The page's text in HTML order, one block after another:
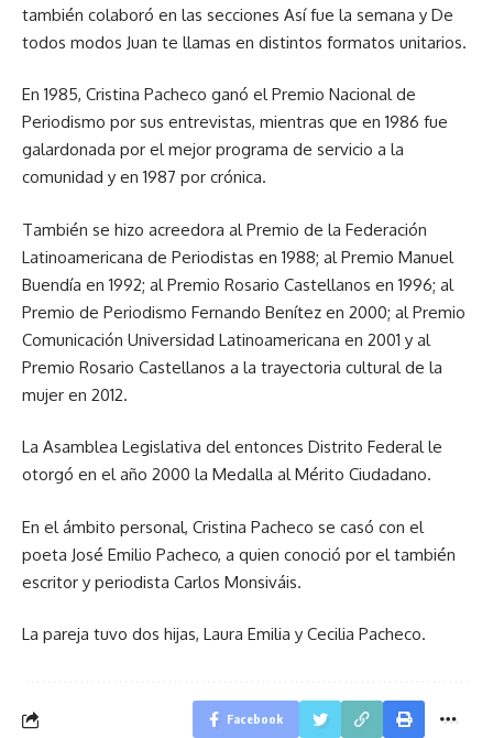
también colaboró en las secciones Así fue la semana y De
todos modos Juan te llamas en distintos formatos unitarios.
En 1985, Cristina Pacheco ganó el Premio Nacional de
Periodismo por sus entrevistas, mientras que en 1986 fue
galardonada por el mejor programa de servicio a la
comunidad y en 1987 por crónica.
También se hizo acreedora al Premio de la Federación
Latinoamericana de Periodistas en 1988; al Premio Manuel
Buendía en 1992; al Premio Rosario Castellanos en 1996; al
Premio de Periodismo Fernando Benítez en 2000; al Premio
Comunicación Universidad Latinoamericana en 2001 y al
Premio Rosario Castellanos a la trayectoria cultural de la
mujer en 2012.
La Asamblea Legislativa del entonces Distrito Federal le
otorgó en el año 2000 la Medalla al Mérito Ciudadano.
En el ámbito personal, Cristina Pacheco se casó con el
poeta José Emilio Pacheco, a quien conoció por el también
escritor y periodista Carlos Monsiváis.
La pareja tuvo dos hijas, Laura Emilia y Cecilia Pacheco.
Facebook